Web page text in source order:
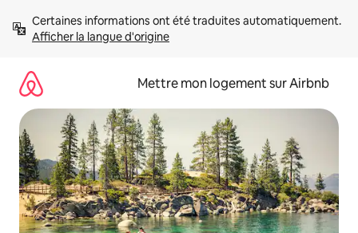
directement
Afficher la langue d'origine
Mettre mon logement sur Airbnb